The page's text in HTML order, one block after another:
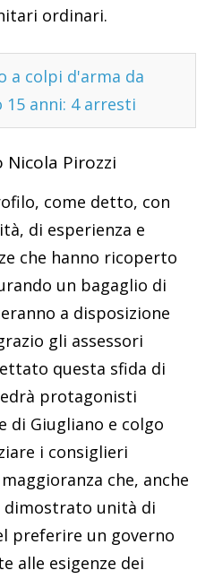
ordinari.
a colpi d'arma da
anni: 4 arresti
Nicola Pirozzi
come detto, con
di esperienza e
che hanno ricoperto
un bagaglio di
a disposizione
gli assessori
questa sfida di
protagonisti
di Giugliano e colgo
i consiglieri
che, anche
dimostrato unità di
preferire un governo
alle esigenze dei